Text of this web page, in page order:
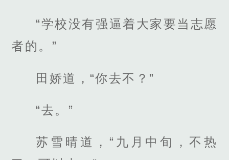
“学校没有强逼着大家要当志愿
者的。”
田娇道，“你去不？”
“去。”
苏雪晴道，“九月中旬，不热